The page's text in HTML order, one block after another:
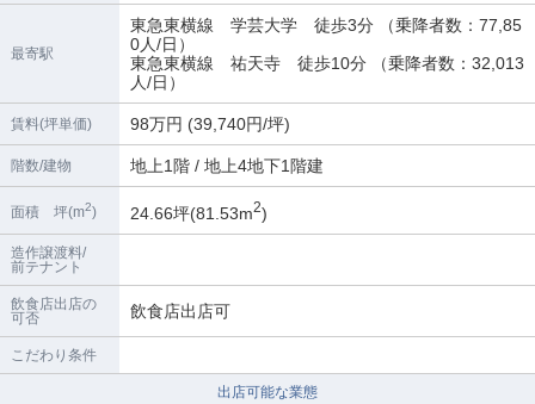
最寄駅
東急東横線 学芸大学 徒歩3分 （乗降者数：77,85
0人/日）
東急東横線 祐天寺 徒歩10分 （乗降者数：32,013
人/日）
賃料(坪単価) 98万円 (39,740円/坪)
階数/建物 地上1階 / 地上4地下1階建
面積 坪(m2) 24.66坪(81.53m2)
造作譲渡料/
前テナント
飲食店出店の
可否
飲食店出店可
こだわり条件
出店可能な業態